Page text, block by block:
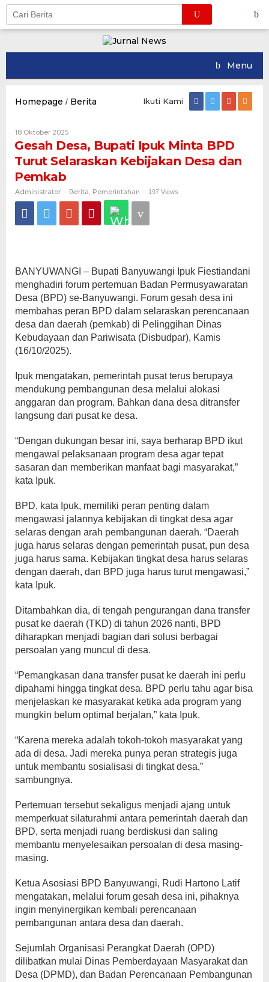
Skip
content
Menu
Homepage / Berita
Minta
BPD
Turut
Kebijakan
Desa
dan
Pemkab
Ikuti Kami
18 Oktober 2025
Administrator
Gesah Desa, Bupati Ipuk Minta BPD
Turut Selaraskan Kebijakan Desa dan
Pemkab
Administrator - Berita Pemerintahan - 197 Views
BANYUWANGI – Bupati Banyuwangi Ipuk Fiestiandani
menghadiri forum pertemuan Badan Permusyawaratan
Desa (BPD) se-Banyuwangi. Forum gesah desa ini
membahas peran BPD dalam selaraskan perencanaan
desa dan daerah (pemkab) di Pelinggihan Dinas
Kebudayaan dan Pariwisata (Disbudpar), Kamis
(16/10/2025).
Ipuk mengatakan, pemerintah pusat terus berupaya
mendukung pembangunan desa melalui alokasi
anggaran dan program. Bahkan dana desa ditransfer
langsung dari pusat ke desa.
“Dengan dukungan besar ini, saya berharap BPD ikut
mengawal pelaksanaan program desa agar tepat
sasaran dan memberikan manfaat bagi masyarakat,”
kata Ipuk.
BPD, kata Ipuk, memiliki peran penting dalam
mengawasi jalannya kebijakan di tingkat desa agar
selaras dengan arah pembangunan daerah. “Daerah
juga harus selaras dengan pemerintah pusat, pun desa
juga harus sama. Kebijakan tingkat desa harus selaras
dengan daerah, dan BPD juga harus turut mengawasi,”
kata Ipuk.
Ditambahkan dia, di tengah pengurangan dana transfer
pusat ke daerah (TKD) di tahun 2026 nanti, BPD
diharapkan menjadi bagian dari solusi berbagai
persoalan yang muncul di desa.
“Pemangkasan dana transfer pusat ke daerah ini perlu
dipahami hingga tingkat desa. BPD perlu tahu agar bisa
menjelaskan ke masyarakat ketika ada program yang
mungkin belum optimal berjalan,” kata Ipuk.
“Karena mereka adalah tokoh-tokoh masyarakat yang
ada di desa. Jadi mereka punya peran strategis juga
untuk membantu sosialisasi di tingkat desa,”
sambungnya.
Pertemuan tersebut sekaligus menjadi ajang untuk
memperkuat silaturahmi antara pemerintah daerah dan
BPD, serta menjadi ruang berdiskusi dan saling
membantu menyelesaikan persoalan di desa masing-
masing.
Ketua Asosiasi BPD Banyuwangi, Rudi Hartono Latif
mengatakan, melalui forum gesah desa ini, pihaknya
ingin menyinergikan kembali perencanaan
pembangunan antara desa dan daerah.
Sejumlah Organisasi Perangkat Daerah (OPD)
dilibatkan mulai Dinas Pemberdayaan Masyarakat dan
Desa (DPMD), dan Badan Perencanaan Pembangunan